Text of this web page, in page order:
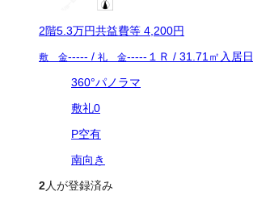
2階5.3万円共益費等 4,200円
敷 金----- / 礼 金----- １Ｒ / 31.71㎡ 入居日
360°パノラマ
敷礼0
P空有
南向き
2人が登録済み